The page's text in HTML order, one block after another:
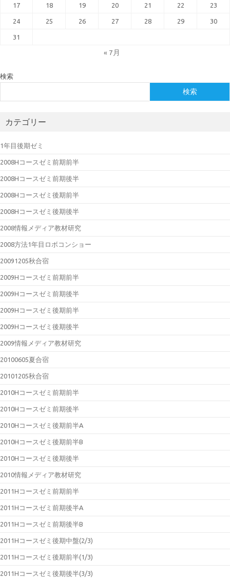
17 18 19 20 21 22 23
24 25 26 27 28 29 30
31
« 7月
検索
検索
カテゴリー
1年目後期ゼミ
2008Hコースゼミ前期前半
2008Hコースゼミ前期後半
2008Hコースゼミ後期前半
2008Hコースゼミ後期後半
2008情報メディア教材研究
2008方法1年目ロボコンショー
20091205秋合宿
2009Hコースゼミ前期前半
2009Hコースゼミ前期後半
2009Hコースゼミ後期前半
2009Hコースゼミ後期後半
2009情報メディア教材研究
20100605夏合宿
20101205秋合宿
2010Hコースゼミ前期前半
2010Hコースゼミ前期後半
2010Hコースゼミ後期前半A
2010Hコースゼミ後期前半B
2010Hコースゼミ後期後半
2010情報メディア教材研究
2011Hコースゼミ前期前半
2011Hコースゼミ前期後半A
2011Hコースゼミ前期後半B
2011Hコースゼミ後期中盤(2/3)
2011Hコースゼミ後期前半(1/3)
2011Hコースゼミ後期後半(3/3)